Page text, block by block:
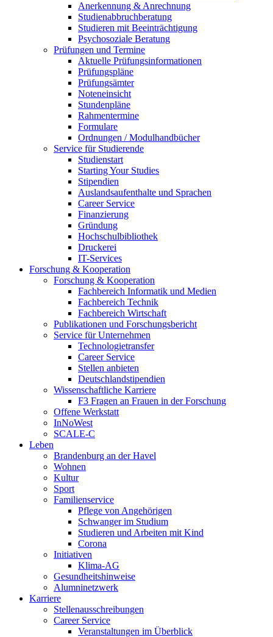
Anerkennung & Anrechnung
Studienabbruchberatung
Studieren mit Beeinträchtigung
Psychosoziale Beratung
Prüfungen und Termine
Aktuelle Prüfungsinformationen
Prüfungspläne
Prüfungsämter
Noteneinsicht
Stundenpläne
Rahmentermine
Formulare
Ordnungen / Modulhandbücher
Service für Studierende
Studienstart
Starting Your Studies
Stipendien
Auslandsaufenthalte und Sprachen
Career Service
Finanzierung
Gründung
Hochschulbibliothek
Druckerei
IT-Services
Forschung & Kooperation
Forschung & Kooperation
Fachbereich Informatik und Medien
Fachbereich Technik
Fachbereich Wirtschaft
Publikationen und Forschungsbericht
Service für Unternehmen
Technologietransfer
Career Service
Stellen anbieten
Deutschlandstipendien
Wissenschaftliche Karriere
F3 Fragen an Frauen in der Forschung
Offene Werkstatt
InNoWest
SCALE-C
Leben
Brandenburg an der Havel
Wohnen
Kultur
Sport
Familienservice
Pflege von Angehörigen
Schwanger im Studium
Studieren und Arbeiten mit Kind
Corona
Initiativen
Klima-AG
Gesundheitshinweise
Alumninetzwerk
Karriere
Stellenausschreibungen
Career Service
Veranstaltungen im Überblick